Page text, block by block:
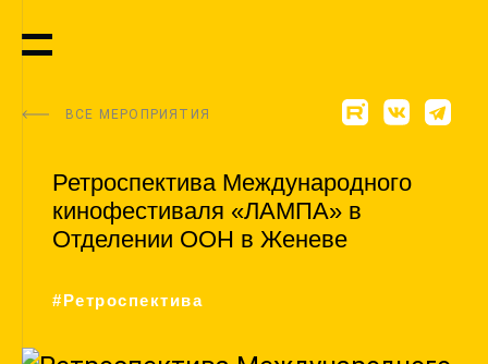
ВСЕ МЕРОПРИЯТИЯ
Ретроспектива Международного
кинофестиваля «ЛАМПА» в
Отделении ООН в Женеве
#Ретроспектива